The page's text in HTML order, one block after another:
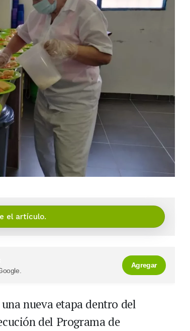
el artículo.
Agregar
nueva etapa dentro del
del Programa de